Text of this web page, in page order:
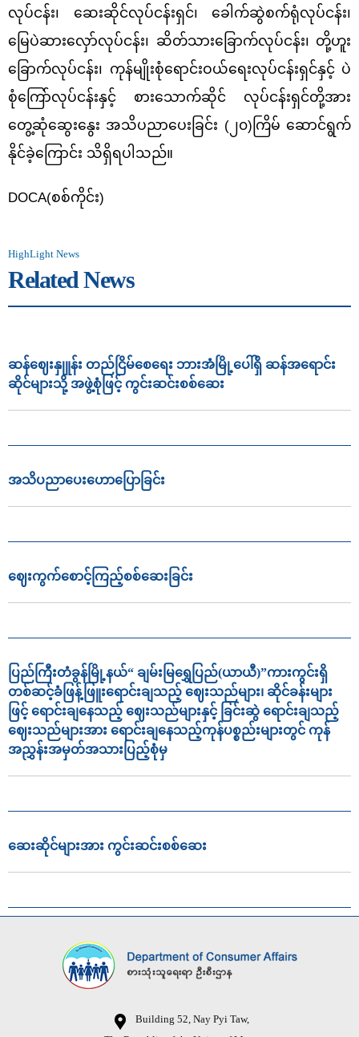
လုပ်ငန်း၊ ဆေးဆိုင်လုပ်ငန်းရှင်၊ ခေါက်ဆွဲစက်ရုံလုပ်ငန်း၊
မြေပဲဆားလှော်လုပ်ငန်း၊ ဆိတ်သားခြောက်လုပ်ငန်း၊ တို့ဟူး
ခြောက်လုပ်ငန်း၊ ကုန်မျိုးစုံရောင်းဝယ်ရေးလုပ်ငန်းရှင်နှင့် ပဲ
စုံကြော်လုပ်ငန်းနှင့် စားသောက်ဆိုင် လုပ်ငန်းရှင်တို့အား
တွေ့ဆုံဆွေးနွေး အသိပညာပေးခြင်း (၂၀)ကြိမ် ဆောင်ရွက်
နိုင်ခဲ့ကြောင်း သိရှိရပါသည်။
DOCA(စစ်ကိုင်း)
HighLight News
Related News
ဆန်ဈေးနှုူန်း တည်ငြိမ်စေရေး ဘားအံမြို့ပေါ်ရှိ ဆန်အရောင်း
ဆိုင်များသို့ အဖွဲ့စုံဖြင့် ကွင်းဆင်းစစ်ဆေး
အသိပညာ‌ပေး‌ဟောပြောခြင်း
ဈေးကွက်စောင့်ကြည့်စစ်ဆေးခြင်း
ပြည်ကြီးတံခွန်မြို့နယ်“ ချမ်းမြရွှေပြည်(ယာယီ)”ကားကွင်းရှိ
တစ်ဆင့်ခံဖြန့်ဖြူးရောင်းချသည့် ဈေးသည်များ၊ ဆိုင်ခန်းများ
ဖြင့် ရောင်းချနေသည့် ဈေးသည်များနှင့် ခြင်းဆွဲ ရောင်းချသည့်
ဈေးသည်များအား ရောင်းချနေသည့်ကုန်ပစ္စည်းများတွင် ကုန်
အညွှန်းအမှတ်အသားပြည့်စုံမှ
ဆေးဆိုင်များအား ကွင်းဆင်းစစ်ဆေး
Building 52, Nay Pyi Taw,